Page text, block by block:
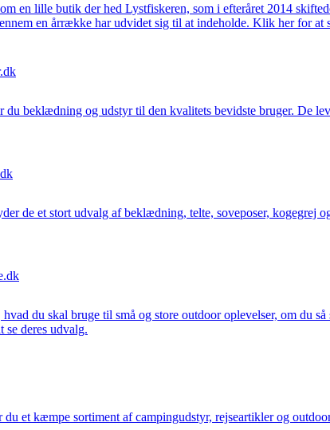
en lille butik der hed Lystfiskeren, som i efteråret 2014
en årrække har udvidet sig til at indeholde. Klik her for at
beklædning og udstyr til den kvalitets bevidste bruger. De
de et stort udvalg af beklædning, telte, soveposer, kogegrej
du skal bruge til små og store outdoor oplevelser, om du
se deres udvalg.
et kæmpe sortiment af campingudstyr, rejseartikler og